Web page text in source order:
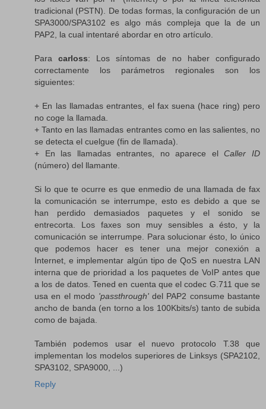
tradicional (PSTN). De todas formas, la configuración de un
SPA3000/SPA3102 es algo más compleja que la de un
PAP2, la cual intentaré abordar en otro artículo.
Paracarloss: Los síntomas de no haber configurado
correctamente los parámetros regionales son los
siguientes:
+ En las llamadas entrantes, el fax suena (hace ring) pero
no coge la llamada.
+ Tanto en las llamadas entrantes como en las salientes, no
se detecta el cuelgue (fin de llamada).
+ En las llamadas entrantes, no aparece elCaller ID
(número) del llamante.
Si lo que te ocurre es que enmedio de una llamada de fax
la comunicación se interrumpe, esto es debido a que se
han perdido demasiados paquetes y el sonido se
entrecorta. Los faxes son muy sensibles a ésto, y la
comunicación se interrumpe. Para solucionar ésto, lo único
que podemos hacer es tener una mejor conexión a
Internet, e implementar algún tipo de QoS en nuestra LAN
interna que de prioridad a los paquetes de VoIP antes que
a los de datos. Tened en cuenta que el codec G.711 que se
usa en el modo 'passthrough'del PAP2 consume bastante
ancho de banda (en torno a los 100Kbits/s) tanto de subida
como de bajada.
También podemos usar el nuevo protocolo T.38 que
implementan los modelos superiores de Linksys (SPA2102,
SPA3102, SPA9000, ...)
Reply